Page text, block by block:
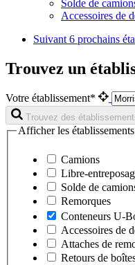
Solde de
Accessoires de
Suivant 6 prochains
Trouvez un
Votre établissement*
Trouvez des
Afficher les
Camions
Libre-
Solde de
Remorques
Conteneurs U-
Accessoires de
Attaches de
Retours de